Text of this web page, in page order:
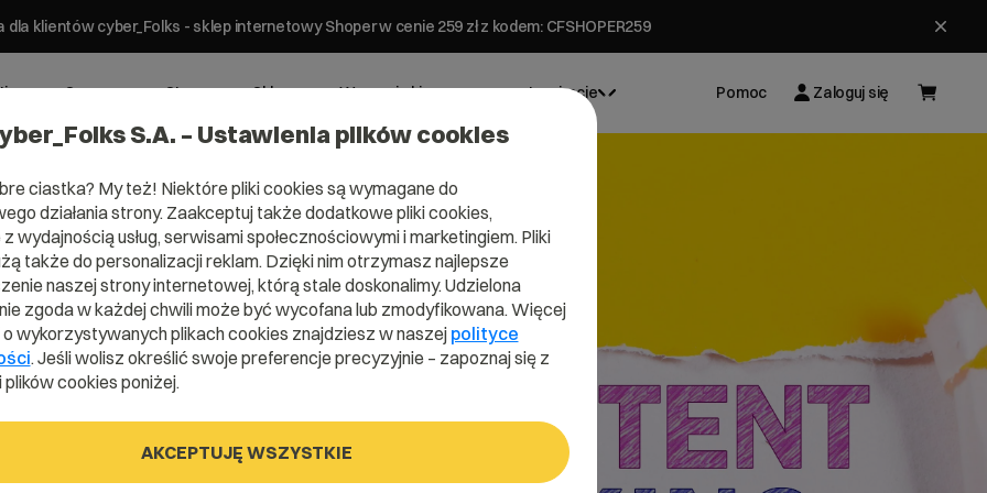
klientów cyber_Folks - sklep internetowy Shoper w cenie 259 zł z kodem: CFSHOPER259
Serwery Strony Sklepy Wsparcie biznesowe Inspiracje Pomoc Zaloguj się
S.A. – Ustawienia plików cookies
ciastka? My też! Niektóre pliki cookies są wymagane do
działania strony. Zaakceptuj także dodatkowe pliki cookies,
wydajnością usług, serwisami społecznościowymi i marketingiem. Pliki
także do personalizacji reklam. Dzięki nim otrzymasz najlepsze
naszej strony internetowej, którą stale doskonalimy. Udzielona
zgoda w każdej chwili może być wycofana lub zmodyfikowana. Więcej
wykorzystywanych plikach cookies znajdziesz w naszej polityce
. Jeśli wolisz określić swoje preferencje precyzyjnie – zapoznaj się z
cookies poniżej.
AKCEPTUJĘ WSZYSTKIE